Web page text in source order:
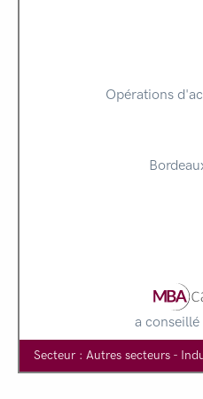
Opérations
a
Secteur : Autres secteurs -